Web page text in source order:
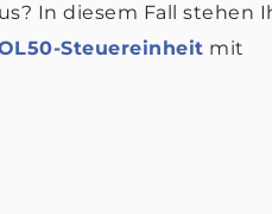
In diesem Fall stehen
Steuereinheit mit